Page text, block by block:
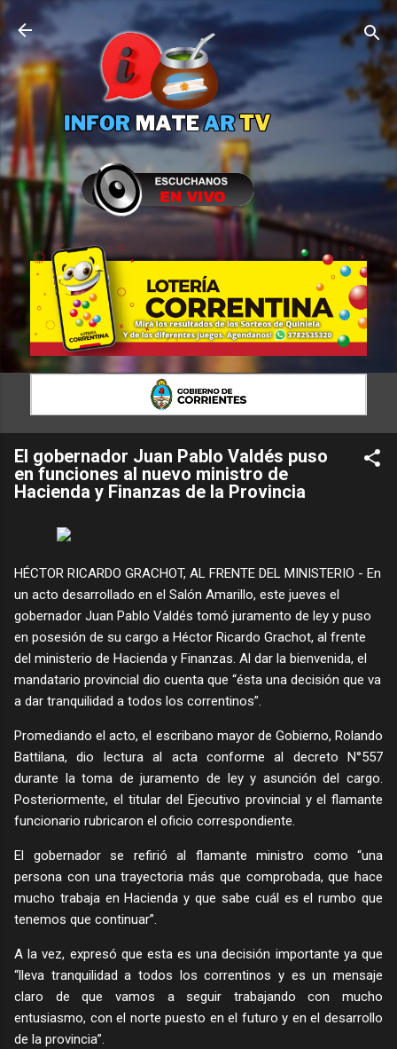
Ir al contenido principal
El gobernador Juan Pablo Valdés puso
en funciones al nuevo ministro de
Hacienda y Finanzas de la Provincia
HÉCTOR RICARDO GRACHOT, AL FRENTE DEL MINISTERIO - En
un acto desarrollado en el Salón Amarillo, este jueves el
gobernador Juan Pablo Valdés tomó juramento de ley y puso
en posesión de su cargo a Héctor Ricardo Grachot, al frente
del ministerio de Hacienda y Finanzas. Al dar la bienvenida, el
mandatario provincial dio cuenta que “ésta una decisión que va
a dar tranquilidad a todos los correntinos”.
Promediando el acto, el escribano mayor de Gobierno, Rolando
Battilana, dio lectura al acta conforme al decreto N°557
durante la toma de juramento de ley y asunción del cargo.
Posteriormente, el titular del Ejecutivo provincial y el flamante
funcionario rubricaron el oficio correspondiente.
El gobernador se refirió al flamante ministro como “una
persona con una trayectoria más que comprobada, que hace
mucho trabaja en Hacienda y que sabe cuál es el rumbo que
tenemos que continuar”.
A la vez, expresó que esta es una decisión importante ya que
“lleva tranquilidad a todos los correntinos y es un mensaje
claro de que vamos a seguir trabajando con mucho
entusiasmo, con el norte puesto en el futuro y en el desarrollo
de la provincia”.